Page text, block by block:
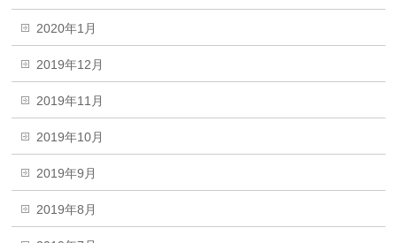
2020年1月
2019年12月
2019年11月
2019年10月
2019年9月
2019年8月